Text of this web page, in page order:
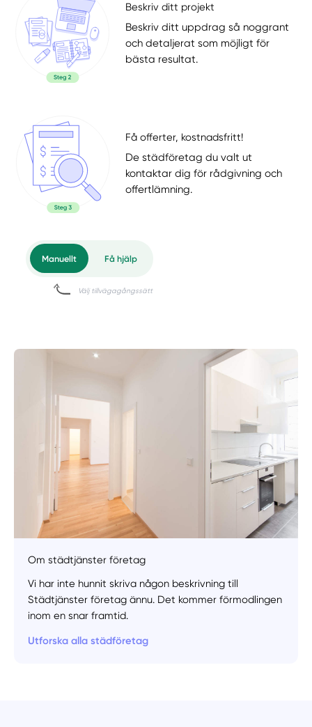
Beskriv ditt projekt
Beskriv ditt uppdrag så noggrant
och detaljerat som möjligt för
bästa resultat.
Få offerter, kostnadsfritt!
De städföretag du valt ut
kontaktar dig för rådgivning och
offertlämning.
Om städtjänster företag
Vi har inte hunnit skriva någon beskrivning till
Städtjänster företag ännu. Det kommer förmodlingen
inom en snar framtid.
Utforska alla städföretag